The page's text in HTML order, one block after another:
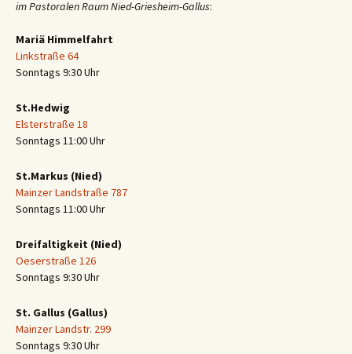
im Pastoralen Raum Nied-Griesheim-Gallus:
Mariä Himmelfahrt
Linkstraße 64
Sonntags 9:30 Uhr
St.Hedwig
Elsterstraße 18
Sonntags 11:00 Uhr
St.Markus (Nied)
Mainzer Landstraße 787
Sonntags 11:00 Uhr
Dreifaltigkeit (Nied)
Oeserstraße 126
Sonntags 9:30 Uhr
St. Gallus (Gallus)
Mainzer Landstr. 299
Sonntags 9:30 Uhr